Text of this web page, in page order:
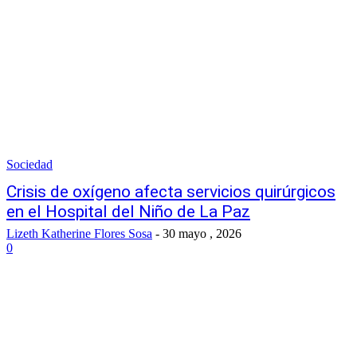
Sociedad
Crisis de oxígeno afecta servicios quirúrgicos
en el Hospital del Niño de La Paz
Lizeth Katherine Flores Sosa - 30 mayo , 2026
0